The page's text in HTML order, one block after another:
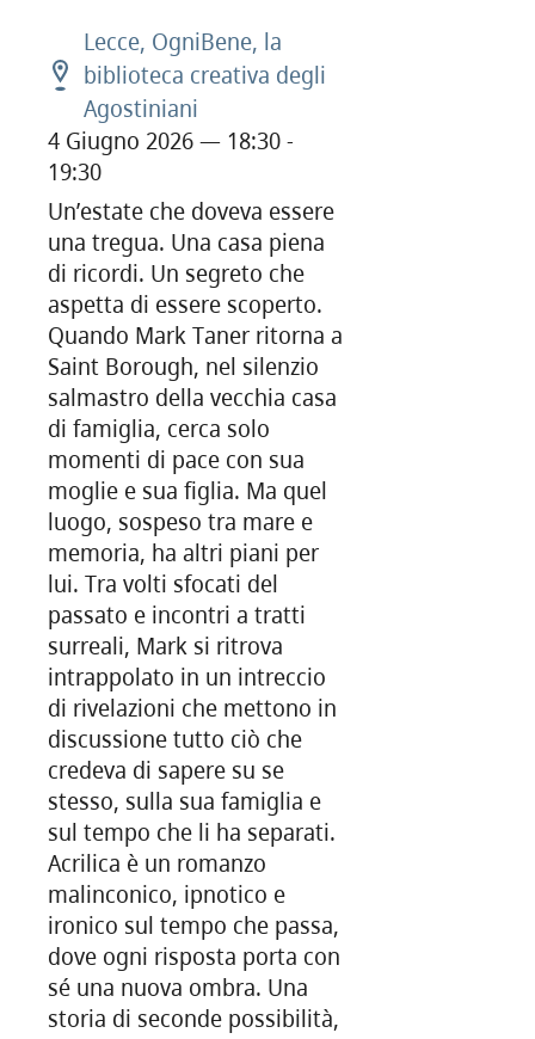
Lecce, OgniBene, la
biblioteca creativa degli
Agostiniani
4 Giugno 2026 — 18:30 -
19:30
Un’estate che doveva essere
una tregua. Una casa piena
di ricordi. Un segreto che
aspetta di essere scoperto.
Quando Mark Taner ritorna a
Saint Borough, nel silenzio
salmastro della vecchia casa
di famiglia, cerca solo
momenti di pace con sua
moglie e sua figlia. Ma quel
luogo, sospeso tra mare e
memoria, ha altri piani per
lui. Tra volti sfocati del
passato e incontri a tratti
surreali, Mark si ritrova
intrappolato in un intreccio
di rivelazioni che mettono in
discussione tutto ciò che
credeva di sapere su se
stesso, sulla sua famiglia e
sul tempo che li ha separati.
Acrilica è un romanzo
malinconico, ipnotico e
ironico sul tempo che passa,
dove ogni risposta porta con
sé una nuova ombra. Una
storia di seconde possibilità,